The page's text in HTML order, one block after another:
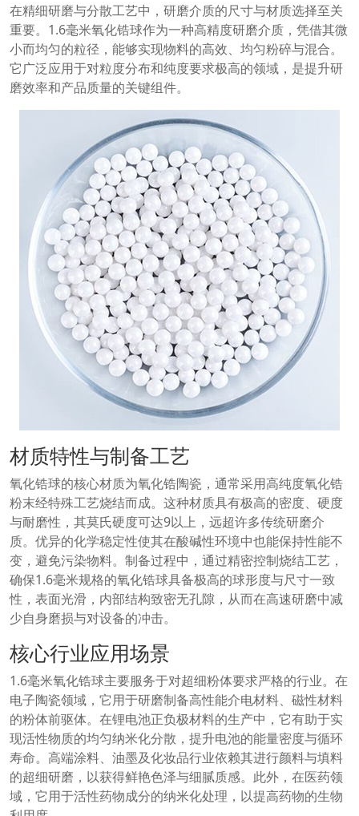
在精细研磨与分散工艺中，研磨介质的尺寸与材质选择至关
重要。1.6毫米氧化锆球作为一种高精度研磨介质，凭借其微
小而均匀的粒径，能够实现物料的高效、均匀粉碎与混合。
它广泛应用于对粒度分布和纯度要求极高的领域，是提升研
磨效率和产品质量的关键组件。
材质特性与制备工艺
氧化锆球的核心材质为氧化锆陶瓷，通常采用高纯度氧化锆
粉末经特殊工艺烧结而成。这种材质具有极高的密度、硬度
与耐磨性，其莫氏硬度可达9以上，远超许多传统研磨介
质。优异的化学稳定性使其在酸碱性环境中也能保持性能不
变，避免污染物料。制备过程中，通过精密控制烧结工艺，
确保1.6毫米规格的氧化锆球具备极高的球形度与尺寸一致
性，表面光滑，内部结构致密无孔隙，从而在高速研磨中减
少自身磨损与对设备的冲击。
核心行业应用场景
1.6毫米氧化锆球主要服务于对超细粉体要求严格的行业。在
电子陶瓷领域，它用于研磨制备高性能介电材料、磁性材料
的粉体前驱体。在锂电池正负极材料的生产中，它有助于实
现活性物质的均匀纳米化分散，提升电池的能量密度与循环
寿命。高端涂料、油墨及化妆品行业依赖其进行颜料与填料
的超细研磨，以获得鲜艳色泽与细腻质感。此外，在医药领
域，它用于活性药物成分的纳米化处理，以提高药物的生物